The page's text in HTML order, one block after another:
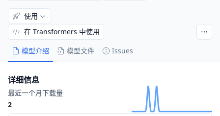
模型介绍 模型文件 Issues
使用
在 Transformers 中使用
详细信息
最近一个月下载量
2